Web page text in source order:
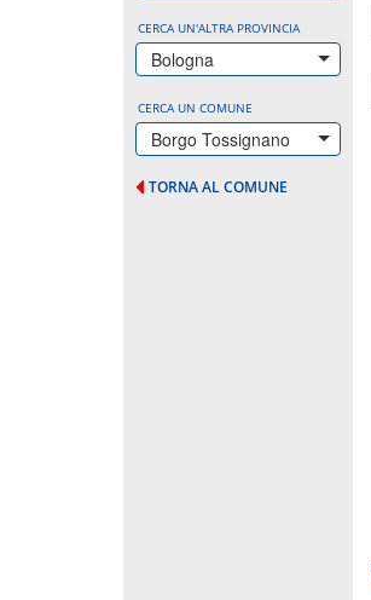
CERCA UN'ALTRA PROVINCIA
Bologna
CERCA UN COMUNE
Borgo Tossignano
TORNA AL COMUNE